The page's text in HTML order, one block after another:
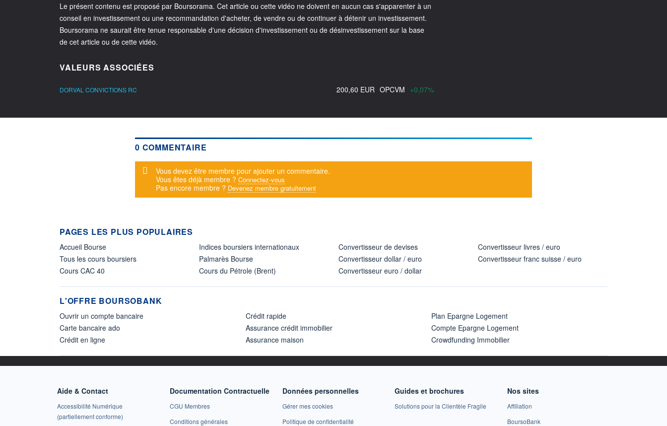
Le présent contenu est proposé par Boursorama. Cet article ou cette vidéo ne doivent en aucun cas s'apparenter à un
conseil en investissement ou une recommandation d'acheter, de vendre ou de continuer à détenir un investissement.
Boursorama ne saurait être tenue responsable d'une décision d'investissement ou de désinvestissement sur la base
de cet article ou de cette vidéo.
VALEURS ASSOCIÉES
DORVAL CONVICTIONS RC 200,60 EUR OPCVM +0,07%
0 COMMENTAIRE
Message d'alerte
Vous devez être membre pour ajouter un commentaire.
Vous êtes déjà membre ? Connectez-vous
Pas encore membre ? Devenez membre gratuitement
PAGES LES PLUS POPULAIRES
Accueil Bourse
Tous les cours boursiers
Cours CAC 40
Indices boursiers internationaux
Palmarès Bourse
Cours du Pétrole (Brent)
Convertisseur de devises
Convertisseur dollar / euro
Convertisseur euro / dollar
Convertisseur livres / euro
Convertisseur franc suisse / euro
L'OFFRE BOURSOBANK
Ouvrir un compte bancaire
Carte bancaire ado
Crédit en ligne
Crédit rapide
Assurance crédit immobilier
Assurance maison
Plan Epargne Logement
Compte Epargne Logement
Crowdfunding Immobilier
Aide & Contact
Accessibilité Numérique
(partiellement conforme)
Documentation Contractuelle
CGU Membres
Conditions générales
Données personnelles
Gérer mes cookies
Politique de confidentialité
Guides et brochures
Solutions pour la Clientèle Fragile
Nos sites
Affiliation
BoursoBank